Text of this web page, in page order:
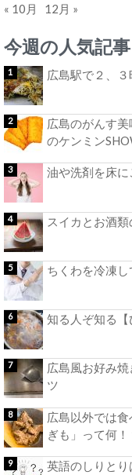
« 10月
12月 »
今週の人気記事
広島駅で２、
広島のがんす
のケンミン
油や洗剤を床
スイカとお酒
ちくわを冷凍
知る人ぞ知る【
広島風お好み
ツ
広島以外では
ぎも」って何！
英語のしりとり